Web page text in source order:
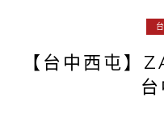
【台中西屯